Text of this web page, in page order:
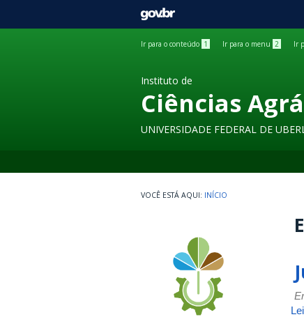
GOVBR
Ir para o conteúdo 1 Ir para o menu 2 Ir
Instituto de
Ciências
UNIVERSIDADE FEDERAL DE
INÍCIO